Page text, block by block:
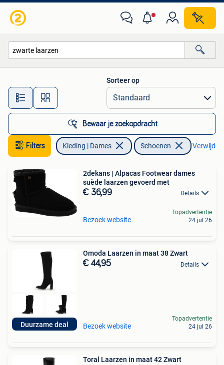
Alle afstanden…
Sorteer op
Bewaar je zoekopdracht
Filters Kleding | Dames Schoenen Verwijder
2dekans | Alpacas Footwear dames
suède laarzen gevoerd met
€ 36,99 Details
Bezoek website
Topadvertentie
24 jul 26
Duurzame deal
Omoda Laarzen in maat 38 Zwart
€ 44,95 Details
Bezoek website
Topadvertentie
24 jul 26
Toral Laarzen in maat 42 Zwart